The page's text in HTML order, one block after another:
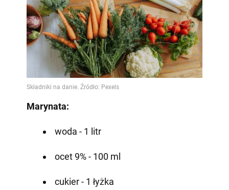
Marynata:
woda - 1 litr
ocet 9% - 100 ml
cukier - 1 łyżka